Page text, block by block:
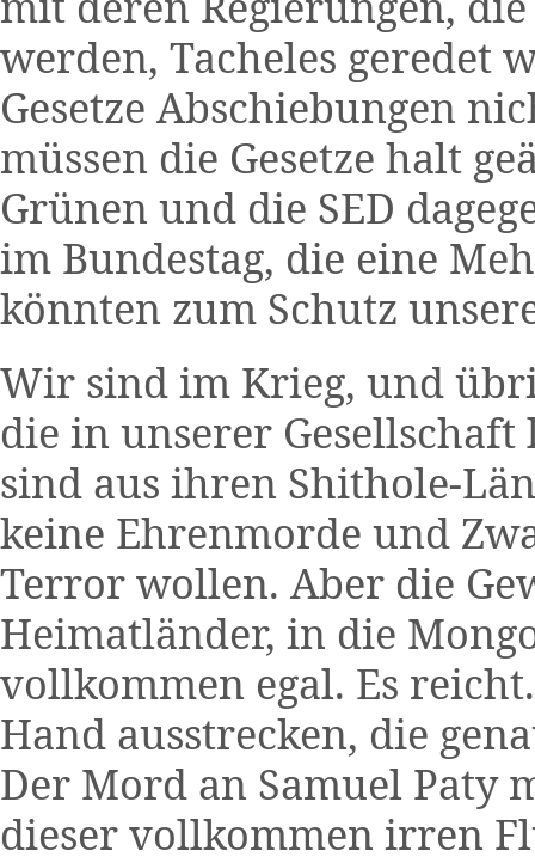
werden, Tacheles geredet
Gesetze Abschiebungen
müssen die Gesetze halt
Grünen und die SED
im Bundestag, die eine
könnten zum Schutz
Wir sind im Krieg, und
die in unserer
sind aus ihren Shithole-
keine Ehrenmorde und
Terror wollen. Aber die
Heimatländer, in die
vollkommen egal. Es
Hand ausstrecken, die
Der Mord an Samuel Paty
dieser vollkommen irren